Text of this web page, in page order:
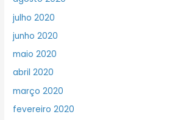
julho 2020
junho 2020
maio 2020
abril 2020
março 2020
fevereiro 2020